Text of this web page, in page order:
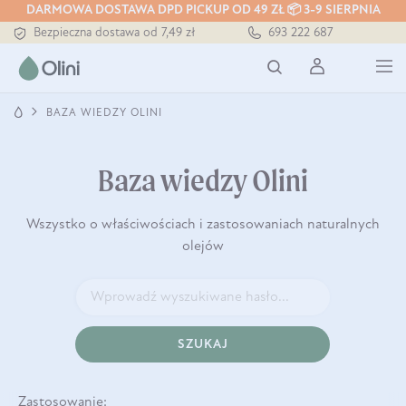
DARMOWA DOSTAWA DPD PICKUP OD 49 ZŁ 📦 3-9 SIERPNIA
Bezpieczna dostawa od 7,49 zł
Darmowa dostawa od 199 zł
Tłoczony zawsze na zimno
693 222 687
BAZA WIEDZY OLINI
Baza wiedzy Olini
Wszystko o właściwościach i zastosowaniach naturalnych
olejów
SZUKAJ
Zastosowanie: